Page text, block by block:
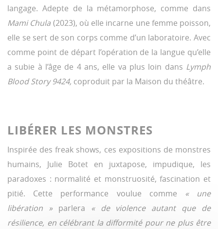
langage. Adepte de la métamorphose, comme dans
Mami Chula (2023), où elle incarne une femme poisson,
elle se sert de son corps comme d’un laboratoire. Avec
comme point de départ l’opération de la langue qu’elle
a subie à l’âge de 4 ans, elle va plus loin dans Lymph
Blood Story 9424, coproduit par la Maison du théâtre.
LIBÉRER LES MONSTRES
Inspirée des freak shows, ces expositions de monstres
humains, Julie Botet en juxtapose, impudique, les
paradoxes : normalité et monstruosité, fascination et
pitié. Cette performance voulue comme « une
libération » parlera
« de violence autant que de
résilience, en célébrant la difformité pour ne plus être